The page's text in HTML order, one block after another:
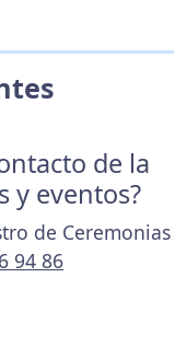
de la
y eventos?
de Ceremonias
94 86